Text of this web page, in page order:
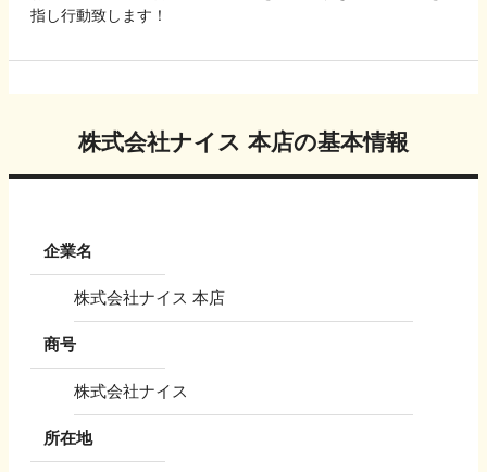
指し行動致します！
株式会社ナイス 本店の基本情報
企業名
株式会社ナイス 本店
商号
株式会社ナイス
所在地